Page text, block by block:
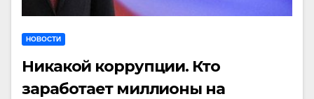
НОВОСТИ
Никакой коррупции. Кто
заработает миллионы на